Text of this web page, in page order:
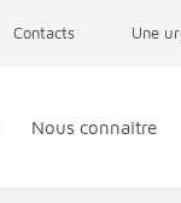
Contacts Une
Nous connaître